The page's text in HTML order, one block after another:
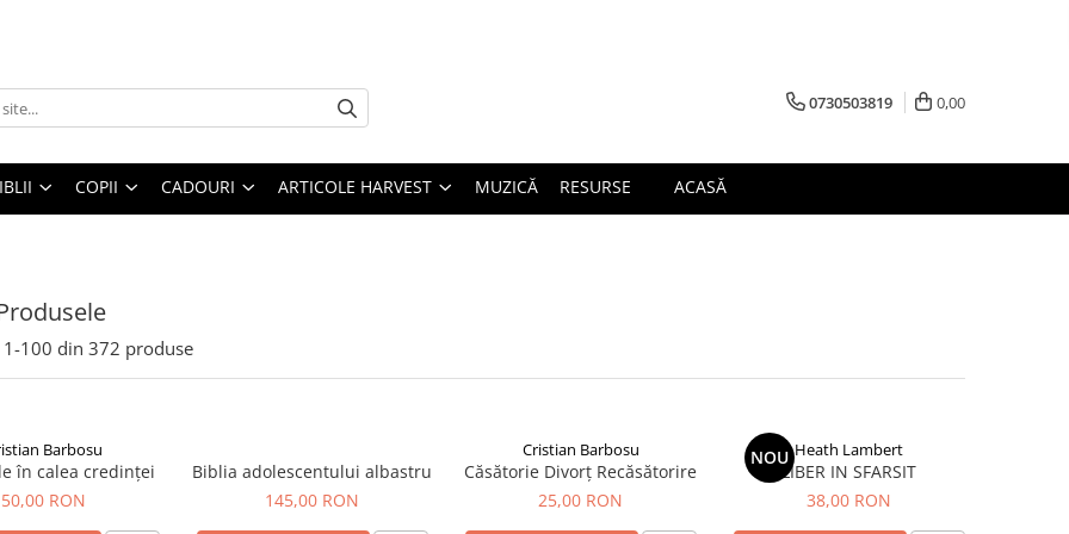
0730503819 0,00
COPII CADOURI ARTICOLE HARVEST MUZICĂ RESURSE ACASĂ
1-100 din 372 produse
Barbosu
în calea credinței
50,00 RON
Biblia adolescentului albastru
145,00 RON
Cristian Barbosu
Căsătorie Divorț Recăsătorire
25,00 RON
NOU Heath Lambert
LIBER IN SFARSIT
38,00 RON